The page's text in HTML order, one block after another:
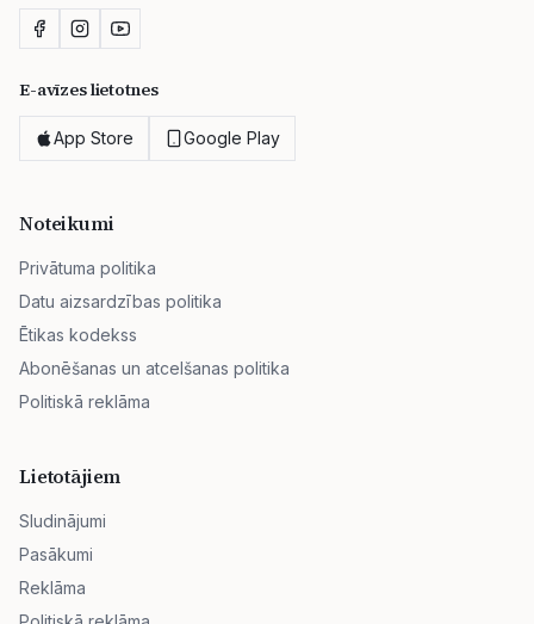
E-avīzes lietotnes
App Store Google Play
Noteikumi
Privātuma politika
Datu aizsardzības politika
Ētikas kodekss
Abonēšanas un atcelšanas politika
Politiskā reklāma
Lietotājiem
Sludinājumi
Pasākumi
Reklāma